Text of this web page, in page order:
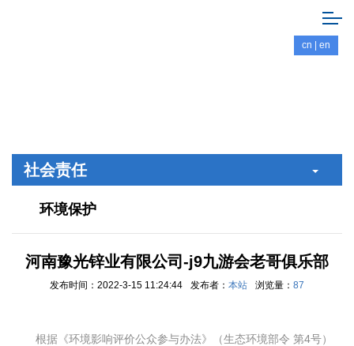
cn en
社会责任
环境保护
河南豫光锌业有限公司-j9九游会老哥俱乐部
发布时间：2022-3-15 11:24:44 发布者： 本站 浏览量： 87
根据《环境影响评价公众参与办法》（生态环境部令 第4号）